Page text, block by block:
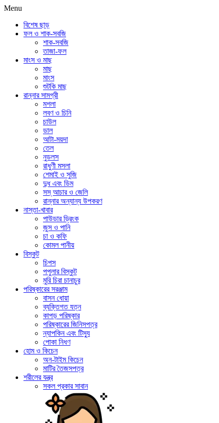
Menu
বিশেষ ছাড়
ফল ও শাক-সবজি
শাক-সবজি
তাজা-ফল
মাংস ও মাছ
মাছ
মাংস
শুটকি মাছ
রান্নার সামগ্রী
মশলা
লবণ ও চিনি
চাউল
ডাল
আটা-ময়দা
তেল
নুডলস
রাধুণী মসলা
শেমাই ও সুজি
দুধ এবং ডিম
সস্ আচার ও জেলি
রান্নার অন্যান্য উপকরণ
নাস্তা-খাবার
পাউডার ড্রিংক
জুস ও পানি
চা ও কফি
কোমল পানীয়
বিস্কুট
চিপস
পপুলার বিস্কুট
মুরি চিরা চানাচুর
পরিষ্কারের সরঞ্জাম
বাসন ধোয়া
ব্যক্তিগত যত্ন
কাপড় পরিষ্কার
পরিষ্কারের জিনিসপত্র
ন্যাপকিন এবং টিস্যু
পোকা নিধণ
হোম ও কিচেন
অন-টাইম কিচেন
মাটির তৈজসপত্র
শরীলের যন্ত্র
সকল প্রকার সাবান